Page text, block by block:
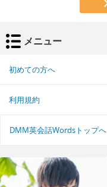
メニュー
初めての方へ
利用規約
DMM英会話Wordsトップへ